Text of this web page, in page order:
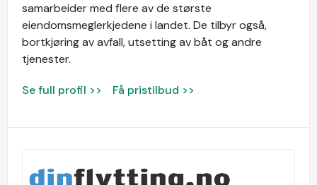
samarbeider med flere av de største
eiendomsmeglerkjedene i landet. De tilbyr også,
bortkjøring av avfall, utsetting av båt og andre
tjenester.
Se full profil >> Få pristilbud >>